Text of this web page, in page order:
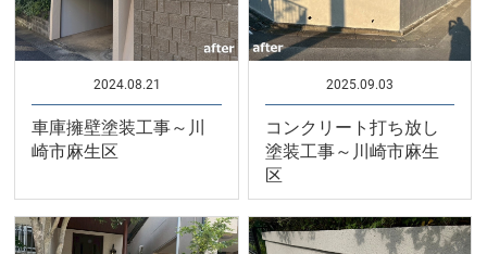
2024.08.21
車庫擁壁塗装工事～川
崎市麻生区
2025.09.03
コンクリート打ち放し
塗装工事～川崎市麻生
区